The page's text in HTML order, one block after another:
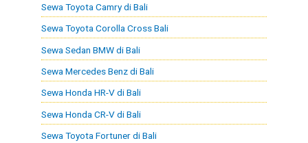
Sewa Toyota Camry di Bali
Sewa Toyota Corolla Cross Bali
Sewa Sedan BMW di Bali
Sewa Mercedes Benz di Bali
Sewa Honda HR-V di Bali
Sewa Honda CR-V di Bali
Sewa Toyota Fortuner di Bali